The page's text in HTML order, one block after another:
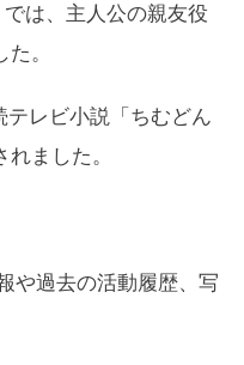
は、主人公の親友役
。
レビ小説「ちむどん
ました。
や過去の活動履歴、写